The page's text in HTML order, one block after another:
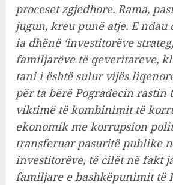
proceset zgjedhore. Rama,
jugun, kreu punë atje. E ndau
ia dhënë ‘investitorëve
familjarëve të qeveritareve,
tani i është sulur vijës
për ta bërë Pogradecin rastin
viktimë të kombinimit të
ekonomik me korrupsion
transferuar pasuritë publike
investitorëve, të cilët në fakt
familjare e bashkëpunimit të